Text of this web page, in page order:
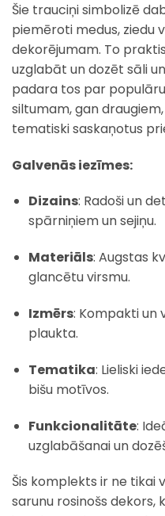
Šie trauciņi simbolizē
piemēroti medus, ziedu
dekorējumam. To
uzglabāt un dozēt sāli
padara tos par
siltumam, gan
tematiski saskaņotus
Galvenās iezīmes:
Dizains: Radoši un
spārniņiem un sejiņu.
Materiāls: Augstas
glancētu virsmu.
Izmērs: Kompakti un
plaukta.
Tematika: Lieliski
bišu motīvos.
Funkcionalitāte:
uzglabāšanai un
Šis komplekts ir ne tikai
sarunu rosinošs dekors,